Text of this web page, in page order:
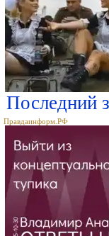
Последний
Правдаинформ.РФ